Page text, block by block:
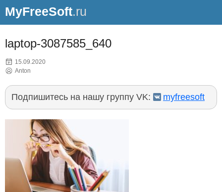
MyFreeSoft.ru
laptop-3087585_640
15.09.2020
Anton
Подпишитесь на нашу группу VK: myfreesoft